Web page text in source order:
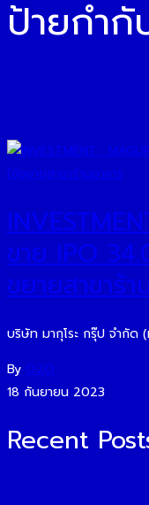
ป้ายกำกั
ขาย IPO
ขยายสาขาร้า
บริษัท มากุโระ กรุ๊ป จำกัด
By O2O
18 กันยายน 2023
Recent